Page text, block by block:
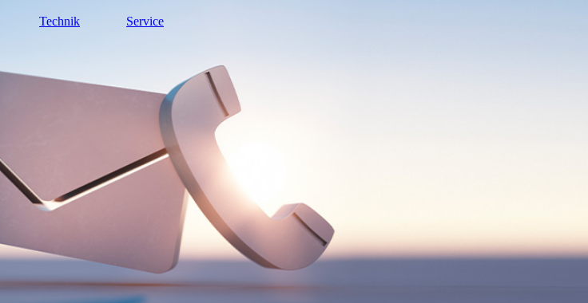
Technik Service